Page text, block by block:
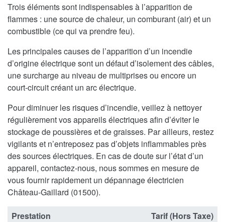
Trois éléments sont indispensables à l’apparition de
flammes : une source de chaleur, un comburant (air) et un
combustible (ce qui va prendre feu).
Les principales causes de l’apparition d’un incendie
d’origine électrique sont un défaut d’isolement des câbles,
une surcharge au niveau de multiprises ou encore un
court-circuit créant un arc électrique.
Pour diminuer les risques d’incendie, veillez à nettoyer
régulièrement vos appareils électriques afin d’éviter le
stockage de poussières et de graisses. Par ailleurs, restez
vigilants et n’entreposez pas d’objets inflammables près
des sources électriques. En cas de doute sur l’état d’un
appareil, contactez-nous, nous sommes en mesure de
vous fournir rapidement un dépannage électricien
Château-Gaillard (01500).
Prestation
Tarif (Hors Taxe)